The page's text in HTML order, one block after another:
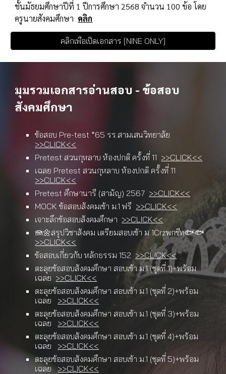
ชั้นมัธยมศึกษาปีที่ 1 ปีการศึกษา 2568 จำนวน 100 ข้อ โดย
ครูนายสังคมศึกษา คลิก
คลิกเพื่อเปิดเอกสาร [NINE ONLY]
มุมรวมเอกสารอ่านสอบ - ข้อสอบ
สังคมศึกษา
ข้อสอบ Pre-test *65 รร.สามเสนวิทยาลัย
>>CLICK<<
Pretest สวนกุหลาบ ห้องปกติ ครั้งที่ 11 >>CLICK<<
เฉลย Pretest สวนกุหลาบ ห้องปกติ ครั้งที่ 11
>>CLICK<<
Pretest ศึกษานารี (สามัญ) 2567 >>CLICK<<
MOCK ข้อสอบสังคมเข้า ม.1 ฟรี >>CLICK<<
เจาะลึกข้อสอบสังคมศึกษา >>CLICK<<
🪼🌼สรุปวิชาสังคม เตรียมสอบเข้า ม 1Crzพกชีท🐟🐟
>>CLICK<<
ข้อสอบเกี่ยวกับ หลักธรรม 152 >>CLICK<<
ตะลุยข้อสอบสังคมศึกษา สอบเข้า ม.1 (ชุดที่ 1)+พร้อม
เฉลย >>CLICK<<
ตะลุยข้อสอบสังคมศึกษา สอบเข้า ม.1 (ชุดที่ 2)+พร้อม
เฉลย
>>CLICK<<
ตะลุยข้อสอบสังคมศึกษา สอบเข้า ม.1 (ชุดที่ 3)+พร้อม
เฉลย
>>CLICK<<
ตะลุยข้อสอบสังคมศึกษา สอบเข้า ม.1 (ชุดที่4)+พร้อม
เฉลย
>>CLICK<<
ตะลุยข้อสอบสังคมศึกษา สอบเข้า ม.1 (ชุดที่ 5)+พร้อม
เฉลย
>>CLICK<<